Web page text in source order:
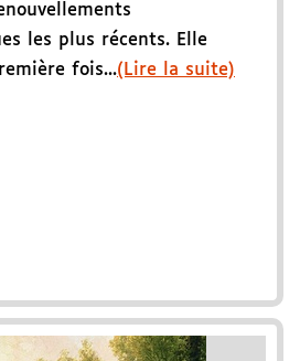
les plus récents. Elle
fois...(Lire la suite)